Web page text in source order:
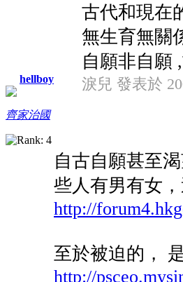
hellboy
齊家治國
古代和現在
無生育無關
自願非自願
淚兒 發表於
自古自願甚至
些人有男有女，
http://
至於被迫的，
http://